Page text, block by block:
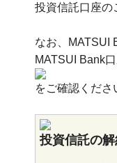
投資信託口座の
なお、MATSUI
MATSUI Bank
をご確認くださ
投資信託の